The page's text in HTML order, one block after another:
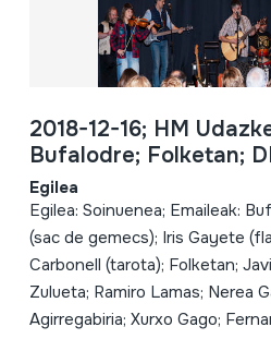
2018-12-16; HM
Bufalodre; Folketan;
Egilea
Egilea: Soinuenea; Emaileak:
(sac de gemecs); Iris Gayete
Carbonell (tarota); Folketan;
Zulueta; Ramiro Lamas; Nerea
Agirregabiria; Xurxo Gago;